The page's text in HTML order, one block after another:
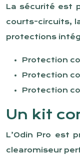
La sécurité est
courts-circuits,
protections
Protection
Protection
Protection
Un kit
L’Odin Pro est
clearomiseur